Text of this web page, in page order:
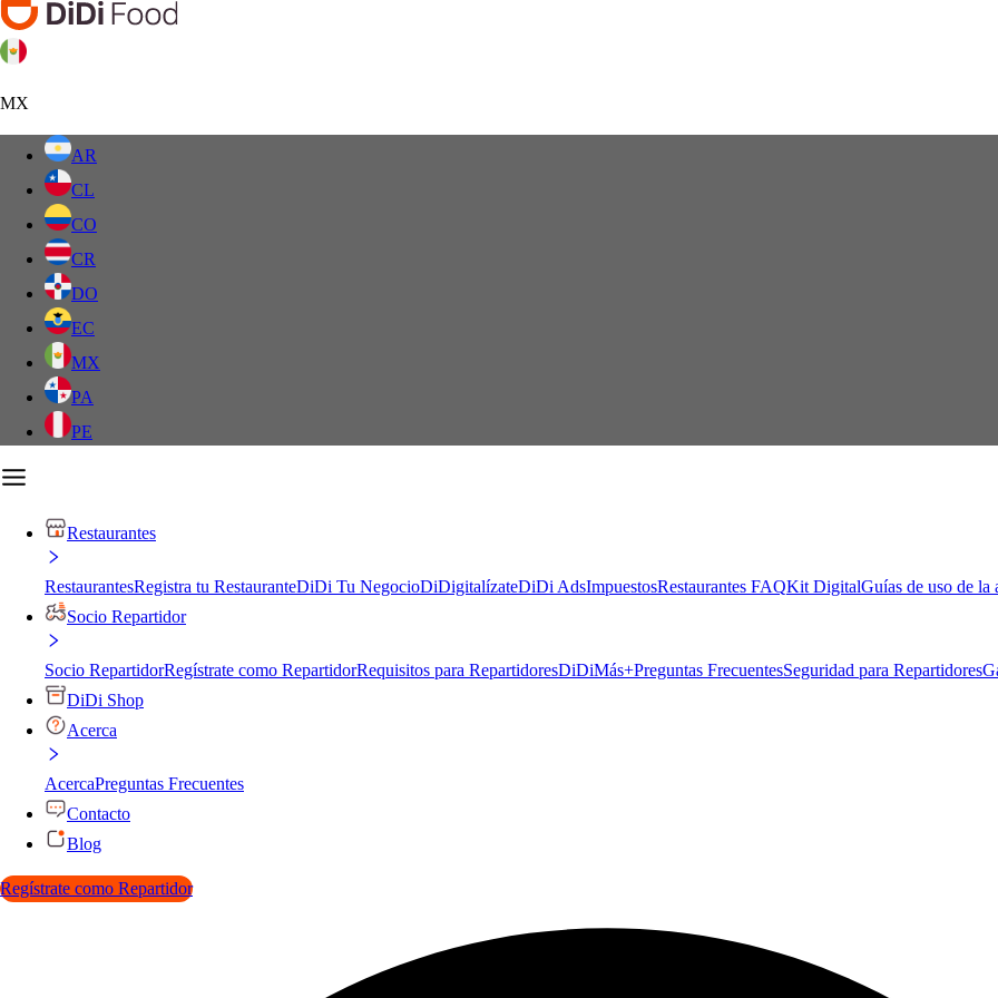
MX
AR
CL
CO
CR
DO
EC
MX
PA
PE
Restaurantes
RestaurantesRegistra tu RestauranteDiDi Tu NegocioDiDigitalízateDiDi AdsImpuestosRestaurantes FAQKit DigitalGuías de uso de la
Socio Repartidor
Socio RepartidorRegístrate como RepartidorRequisitos para RepartidoresDiDiMás+Preguntas FrecuentesSeguridad para Repartidores
DiDi Shop
Acerca
AcercaPreguntas Frecuentes
Contacto
Blog
Regístrate como Repartidor